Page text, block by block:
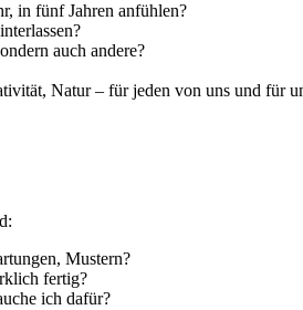
in fünf Jahren anfühlen?
auch andere?
Natur – für jeden von uns und für
Mustern?
fertig?
ich dafür?